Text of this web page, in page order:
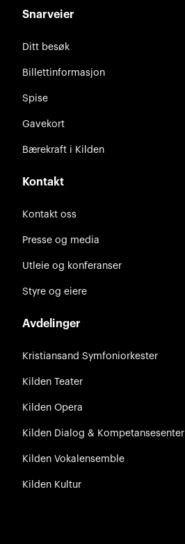
Snarveier
Ditt besøk
Billettinformasjon
Spise
Gavekort
Bærekraft i Kilden
Kontakt
Kontakt oss
Presse og media
Utleie og konferanser
Styre og eiere
Avdelinger
Kristiansand Symfoniorkester
Kilden Teater
Kilden Opera
Kilden Dialog & Kompetansesenter
Kilden Vokalensemble
Kilden Kultur